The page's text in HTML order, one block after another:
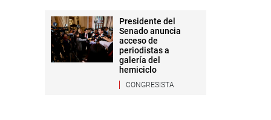
Presidente del
Senado anuncia
acceso de
periodistas a
galería del
hemiciclo
CONGRESISTA